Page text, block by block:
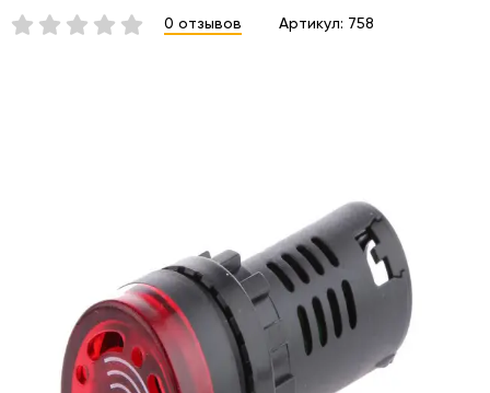
0 отзывов Артикул: 758